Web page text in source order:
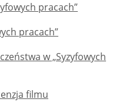
pracach”
pracach”
w „Syzyfowych
filmu